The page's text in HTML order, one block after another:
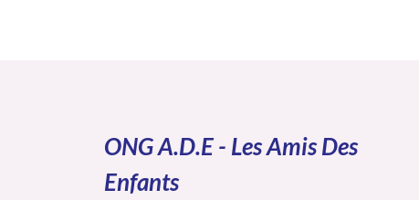
ONG A.D.E - Les Amis Des
Enfants